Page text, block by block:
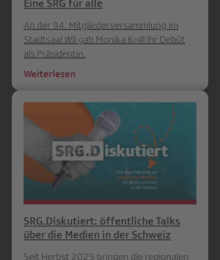
Eine SRG für alle
An der 94. Mitgliederversammlung im
Stadtsaal Wil gab Monika Knill ihr Debüt
als Präsidentin.
Weiterlesen
SRG.Diskutiert: öffentliche Talks
über die Medien in der Schweiz
Seit Herbst 2025 bringen die regionalen